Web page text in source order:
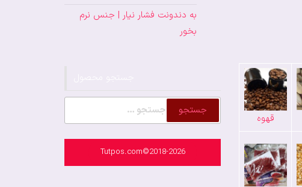
به دندونت فشار نیار | جنس نرم
بخور
قهوه
جستجو
برای:
Tutpos.com©2018-2026